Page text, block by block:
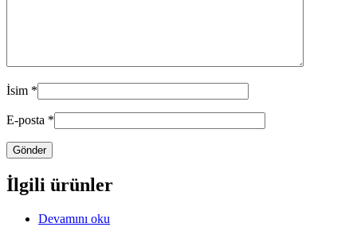
İsim *
E-posta *
İlgili ürünler
Devamını oku